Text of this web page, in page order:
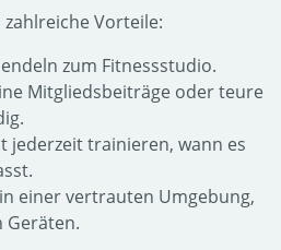
Vorteile:
zum Fitnessstudio.
Mitgliedsbeiträge oder teure
jederzeit trainieren, wann es
einer vertrauten Umgebung,
Geräten.